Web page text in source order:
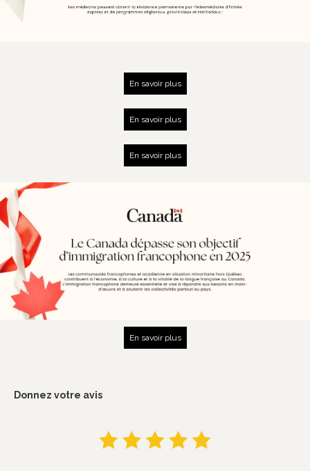
En savoir plus
En savoir plus
En savoir plus
En savoir plus
Donnez votre avis